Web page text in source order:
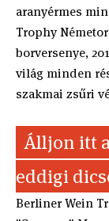
aranyérmes
Trophy
borversenye,
világ minden
szakmai zsűri
Álljon itt
eddigi
Berliner Wein